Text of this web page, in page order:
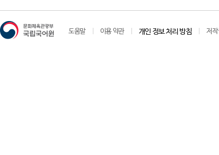
도움말 이용 약관 개인 정보 처리 방침 저